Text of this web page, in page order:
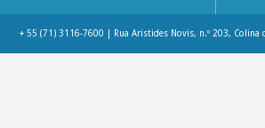
+ 55 (71) 3116-7600 | Rua Aristides Novis, n.º 203, Colina